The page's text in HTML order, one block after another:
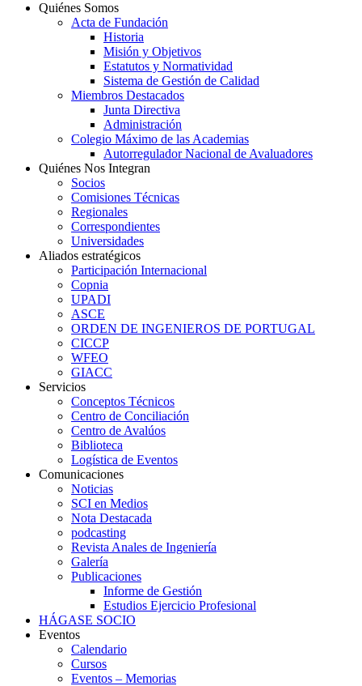
Quiénes Somos
Acta de Fundación
Historia
Misión y Objetivos
Estatutos y Normatividad
Sistema de Gestión de Calidad
Miembros Destacados
Junta Directiva
Administración
Colegio Máximo de las Academias
Autorregulador Nacional de Avaluadores
Quiénes Nos Integran
Socios
Comisiones Técnicas
Regionales
Correspondientes
Universidades
Aliados estratégicos
Participación Internacional
Copnia
UPADI
ASCE
ORDEN DE INGENIEROS DE PORTUGAL
CICCP
WFEO
GIACC
Servicios
Conceptos Técnicos
Centro de Conciliación
Centro de Avalúos
Biblioteca
Logística de Eventos
Comunicaciones
Noticias
SCI en Medios
Nota Destacada
podcasting
Revista Anales de Ingeniería
Galería
Publicaciones
Informe de Gestión
Estudios Ejercicio Profesional
HÁGASE SOCIO
Eventos
Calendario
Cursos
Eventos – Memorias